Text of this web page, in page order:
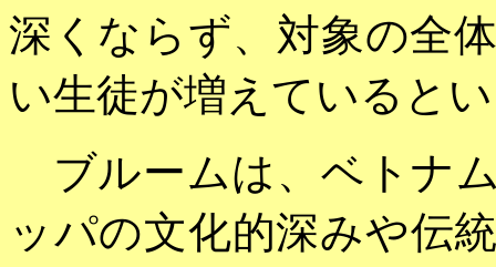
深くならず、対象の全
い生徒が増えていると
ブルームは、ベトナ
ッパの文化的深みや伝